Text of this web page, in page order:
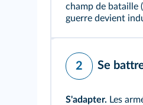
champ de bataille (
guerre devient
2 Se
S'adapter. Les